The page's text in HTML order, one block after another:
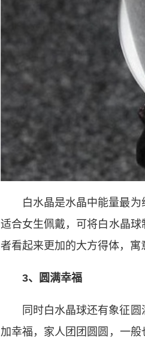
白水晶是水晶中能量最
适合女生佩戴，可将白水晶
者看起来更加的大方得体，寓
3、圆满幸福
同时白水晶球还有象征
加幸福，家人团团圆圆，一